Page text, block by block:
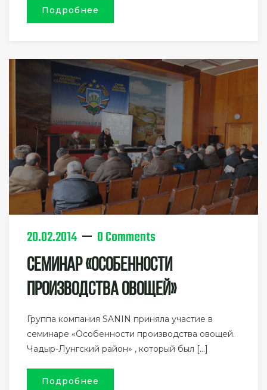
Подробнее
20.02.2014 0 Comments
Семинар «Особенности
Производства Овощей»
Группа компания SANIN приняла участие в
семинаре «Особенности производства овощей.
Чадыр-Лунгский район» , который был […]
Подробнее